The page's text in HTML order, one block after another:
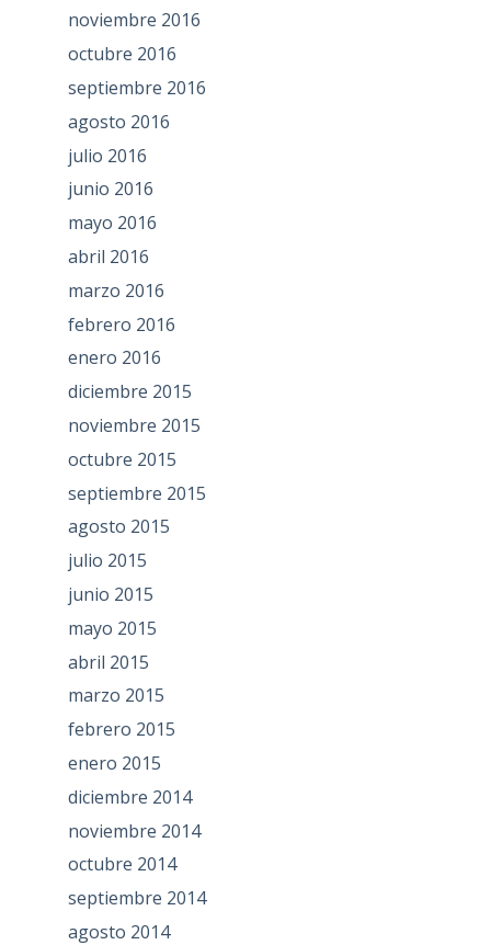
noviembre 2016
octubre 2016
septiembre 2016
agosto 2016
julio 2016
junio 2016
mayo 2016
abril 2016
marzo 2016
febrero 2016
enero 2016
diciembre 2015
noviembre 2015
octubre 2015
septiembre 2015
agosto 2015
julio 2015
junio 2015
mayo 2015
abril 2015
marzo 2015
febrero 2015
enero 2015
diciembre 2014
noviembre 2014
octubre 2014
septiembre 2014
agosto 2014